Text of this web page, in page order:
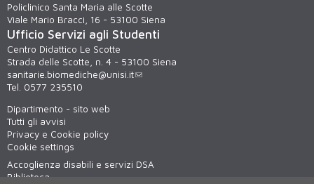
Policlinico Santa Maria alle Scotte
Viale Mario Bracci, 16 - 53100 Siena
Ufficio Servizi agli Studenti
Centro Didattico Le Scotte
Strada delle Scotte, n. 4 - 53100 Siena
sanitarie.biomediche@unisi.it
Tel. 0577 235510
Dipartimento - sito web
Tutti gli avvisi
Privacy e Cookie policy
Cookie settings
Accoglienza disabili e servizi DSA
Biblioteca